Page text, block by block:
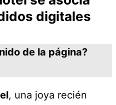
digitales
de la página?
, una joya recién